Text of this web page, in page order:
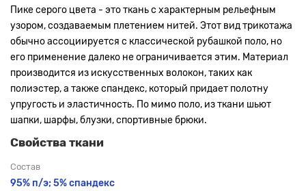
Пике серого цвета - это ткань с характерным рельефным
узором, создаваемым плетением нитей. Этот вид трикотажа
обычно ассоциируется с классической рубашкой поло, но
его применение далеко не ограничивается этим. Материал
производится из искусственных волокон, таких как
полиэстер, а также спандекс, который придает полотну
упругость и эластичность. По мимо поло, из ткани шьют
шапки, шарфы, блузки, спортивные брюки.
Свойства ткани
Состав
95% п/э; 5% спандекс